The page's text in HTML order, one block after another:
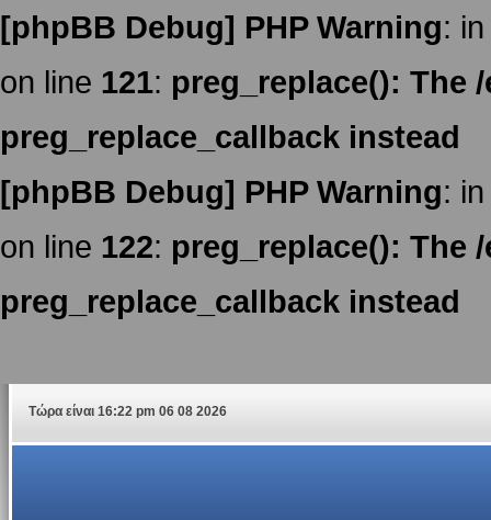
[phpBB Debug] PHP Warning:
on line 121: preg_replace(): The
preg_replace_callback instead
[phpBB Debug] PHP Warning:
on line 122: preg_replace(): The
preg_replace_callback instead
Τώρα είναι 16:22 pm 06 08 2026